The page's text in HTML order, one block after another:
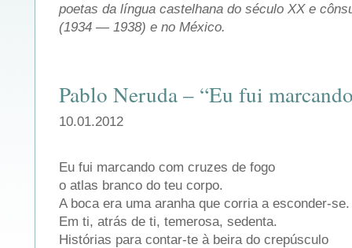
poetas da língua castelhana do século XX e
(1934 — 1938) e no México.
Pablo Neruda – “Eu fui
10.01.2012
Eu fui marcando com cruzes de fogo
o atlas branco do teu corpo.
A boca era uma aranha que corria a esconder-se.
Em ti, atrás de ti, temerosa, sedenta.
Histórias para contar-te à beira do crepúsculo